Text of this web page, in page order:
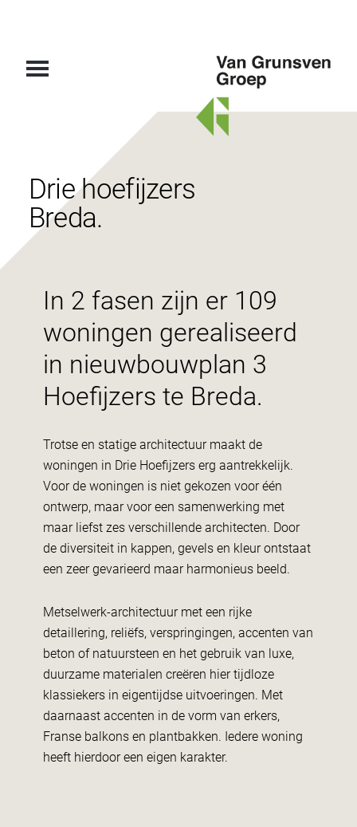
Drie hoefijzers
Breda.
In 2 fasen zijn er 109
woningen gerealiseerd
in nieuwbouwplan 3
Hoefijzers te Breda.
Trotse en statige architectuur maakt de
woningen in Drie Hoefijzers erg aantrekkelijk.
Voor de woningen is niet gekozen voor één
ontwerp, maar voor een samenwerking met
maar liefst zes verschillende architecten. Door
de diversiteit in kappen, gevels en kleur ontstaat
een zeer gevarieerd maar harmonieus beeld.
Metselwerk-architectuur met een rijke
detaillering, reliëfs, verspringingen, accenten van
beton of natuursteen en het gebruik van luxe,
duurzame materialen creëren hier tijdloze
klassiekers in eigentijdse uitvoeringen. Met
daarnaast accenten in de vorm van erkers,
Franse balkons en plantbakken. Iedere woning
heeft hierdoor een eigen karakter.